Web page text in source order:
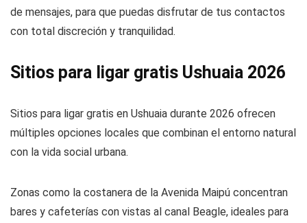
de mensajes, para que puedas disfrutar de tus contactos
con total discreción y tranquilidad.
Sitios para ligar gratis Ushuaia 2026
Sitios para ligar gratis en Ushuaia durante 2026 ofrecen
múltiples opciones locales que combinan el entorno natural
con la vida social urbana.
Zonas como la costanera de la Avenida Maipú concentran
bares y cafeterías con vistas al canal Beagle, ideales para